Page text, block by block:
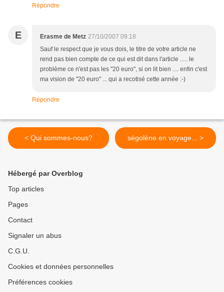
Répondre
E Erasme de Metz 27/10/2007 09:18
Sauf le respect que je vous dois, le titre de votre article ne
rend pas bien compte de ce qui est dit dans l'article ..... le
problème ce n'est pas les "20 euro", si on lit bien .... enfin c'est
ma vision de "20 euro" ... qui a recotisé cette année :-)
Répondre
< Qui sommes-nous? ségolène en voyage... >
Hébergé par Overblog
Top articles
Pages
Contact
Signaler un abus
C.G.U.
Cookies et données personnelles
Préférences cookies